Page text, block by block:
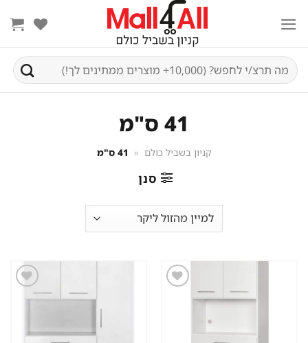
content
חיפוש
עבור:
41 ס"מ
קניון בשביל כולם » 41 ס"מ
סנן
שמור